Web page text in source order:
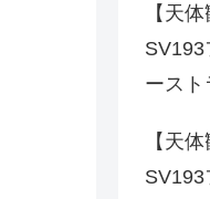
【天
SV193
ースト
【天
SV193